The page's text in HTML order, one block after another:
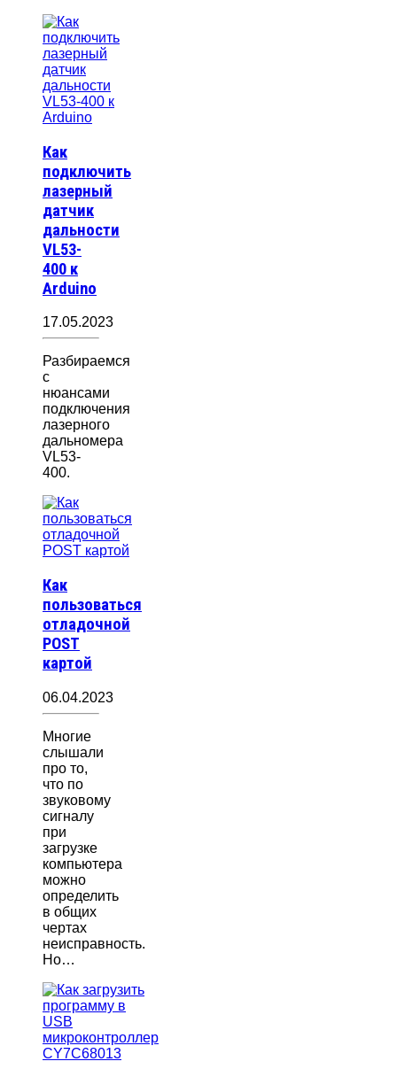
Как
подключить
лазерный
датчик
дальности
VL53-
400 к
Arduino
17.05.2023
Разбираемся
с
нюансами
подключения
лазерного
дальномера
VL53-
400.
Как
пользоваться
отладочной
POST
картой
06.04.2023
Многие
слышали
про то,
что по
звуковому
сигналу
при
загрузке
компьютера
можно
определить
в общих
чертах
неисправность.
Но…